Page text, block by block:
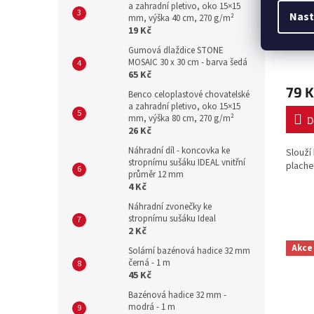
a zahradní pletivo, oko 15×15
mm, výška 40 cm, 270 g/m²
19 Kč
Gumová dlaždice STONE
MOSAIC 30 x 30 cm - barva šedá
65 Kč
Benco celoplastové chovatelské
a zahradní pletivo, oko 15×15
mm, výška 80 cm, 270 g/m²
26 Kč
Náhradní díl - koncovka ke
stropnímu sušáku IDEAL vnitřní
průměr 12 mm
4 Kč
Náhradní zvonečky ke
stropnímu sušáku Ideal
2 Kč
Solární bazénová hadice 32 mm
černá - 1 m
45 Kč
Bazénová hadice 32 mm -
modrá - 1 m
ks
79
Akce